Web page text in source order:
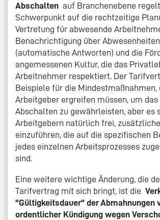
Abschalten auf Branchenebene
Schwerpunkt auf die rechtzeitige
Vertretung für abwesende
Benachrichtigung über
(automatische Antworten) und die
angemessenen Kultur, die das
Arbeitnehmer respektiert. Der
Beispiele für die Mindestmaßnahmen,
Arbeitgeber ergreifen müssen, um
Abschalten zu gewährleisten, aber es
Arbeitgebern natürlich frei,
einzuführen, die auf die spezifischen
jedes einzelnen Arbeitsprozesses
sind.
Eine weitere wichtige Änderung, die
Tarifvertrag mit sich bringt, ist die
"Gültigkeitsdauer" der Abmahnungen
ordentlicher Kündigung wegen